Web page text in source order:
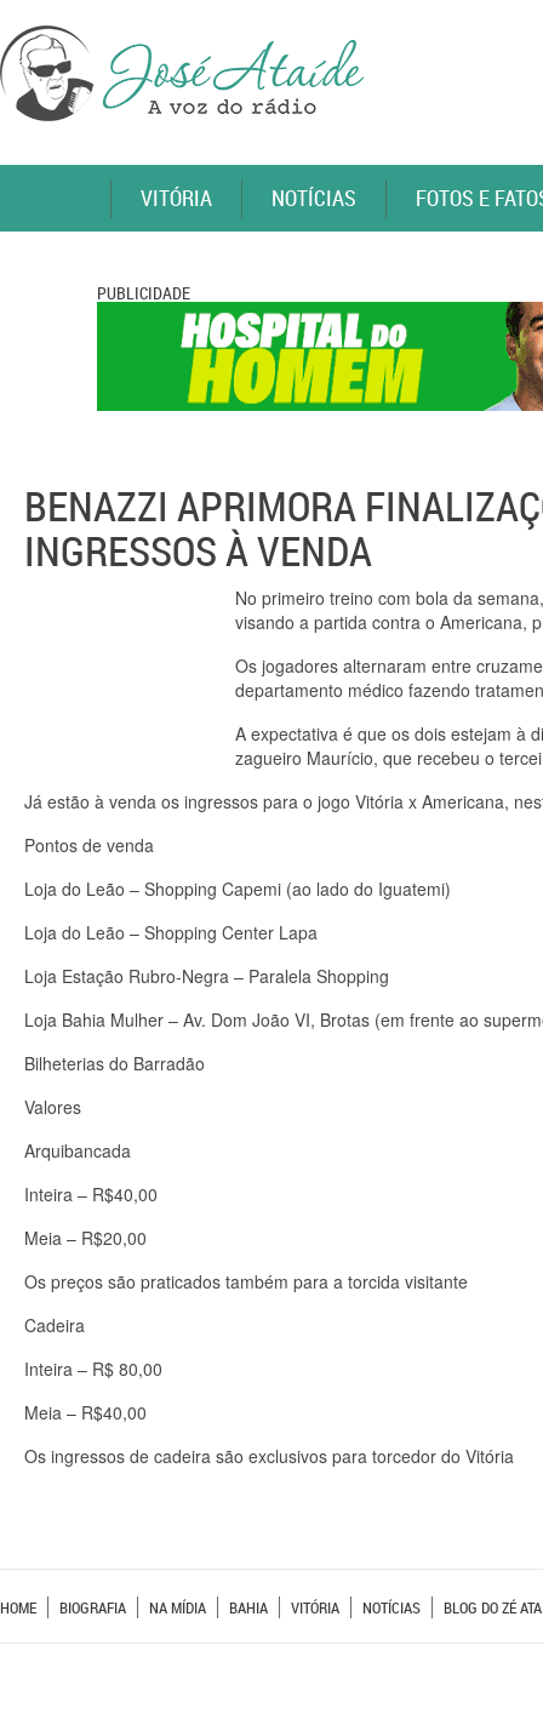
VITÓRIA NOTÍCIAS FOTOS E
PUBLICIDADE
BENAZZI APRIMORA
INGRESSOS À VENDA
No primeiro treino com bola da
visando a partida contra o Americana,
Os jogadores alternaram entre
departamento médico fazendo
A expectativa é que os dois estejam à
zagueiro Maurício, que recebeu o
Já estão à venda os ingressos para o jogo Vitória x Americana,
Pontos de venda
Loja do Leão – Shopping Capemi (ao lado do Iguatemi)
Loja do Leão – Shopping Center Lapa
Loja Estação Rubro-Negra – Paralela Shopping
Loja Bahia Mulher – Av. Dom João VI, Brotas (em frente ao
Bilheterias do Barradão
Valores
Arquibancada
Inteira – R$40,00
Meia – R$20,00
Os preços são praticados também para a torcida visitante
Cadeira
Inteira – R$ 80,00
Meia – R$40,00
Os ingressos de cadeira são exclusivos para torcedor do Vitória
HOME BIOGRAFIA NA MÍDIA BAHIA VITÓRIA NOTÍCIAS BLOG DO ZÉ